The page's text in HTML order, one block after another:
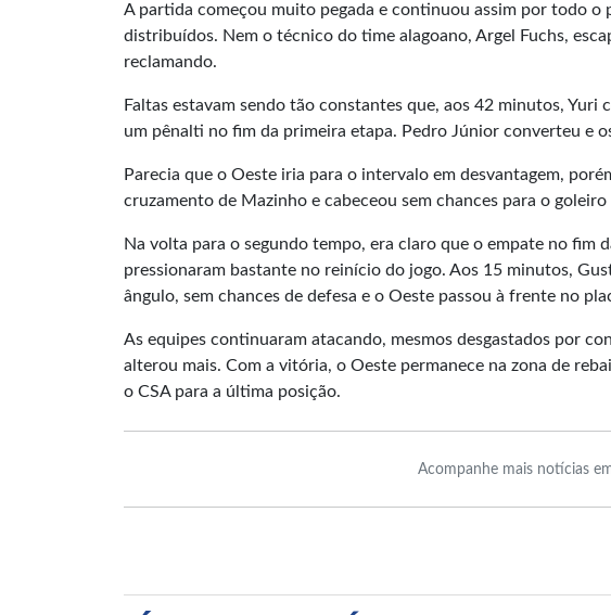
A partida começou muito pegada e continuou assim por todo
distribuídos. Nem o técnico do time alagoano, Argel Fuchs,
reclamando.
Faltas estavam sendo tão constantes que, aos 42 minutos,
um pênalti no fim da primeira etapa. Pedro Júnior converteu e
Parecia que o Oeste iria para o intervalo em desvantagem,
cruzamento de Mazinho e cabeceou sem chances para o
Na volta para o segundo tempo, era claro que o empate no fim
pressionaram bastante no reinício do jogo. Aos 15 minutos,
ângulo, sem chances de defesa e o Oeste passou à frente no
As equipes continuaram atacando, mesmos desgastados por
alterou mais. Com a vitória, o Oeste permanece na zona de
o CSA para a última posição.
Acompanhe mais notícias